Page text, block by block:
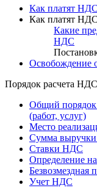
Как платят
Как платят
Какие
НДС
Освобождение
Порядок расчета НДС
Общий порядок
(работ, услуг)
Место
Сумма выручки
Ставки НДС
Определение
Безвозмездная
Учет НДС